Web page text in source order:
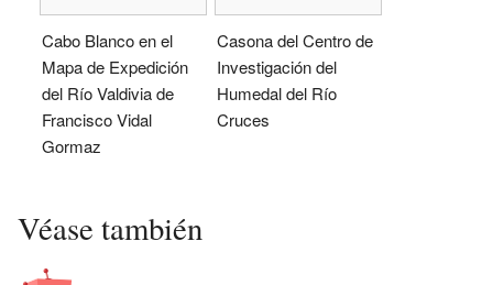
Cabo Blanco en el
Mapa de Expedición
del Río Valdivia de
Francisco Vidal
Gormaz
Casona del Centro de
Investigación del
Humedal del Río
Cruces
Véase también